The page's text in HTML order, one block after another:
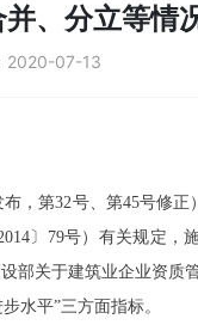
、分立等情
2020-07-13
布，第32号、第45号修
〕79号）有关规定
部关于建筑业企业资质
水平”三方面指标。